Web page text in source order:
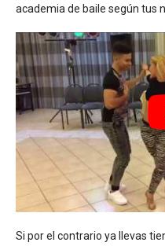
academia de baile según tus
Si por el contrario ya llevas